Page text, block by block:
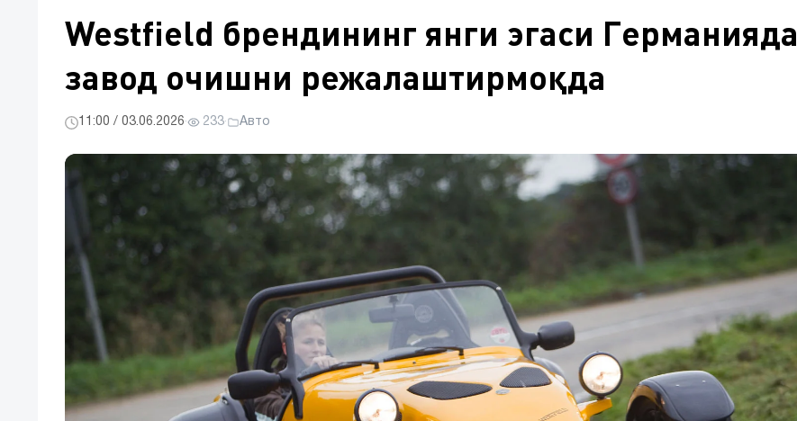
Westfield брендининг янги эгаси Германияда
завод очишни режалаштирмоқда
11:00 / 03.06.2026· 233· Авто